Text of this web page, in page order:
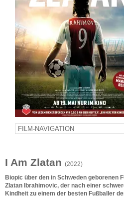
I Am Zlatan (2022)
Biopic über den in Schweden geborenen
Zlatan Ibrahimovic, der nach einer
Kindheit zu einem der besten Fußballer